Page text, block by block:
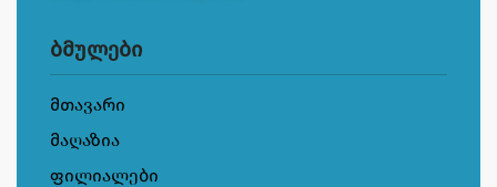
ბმულები
მთავარი
მაღაზია
ფილიალები